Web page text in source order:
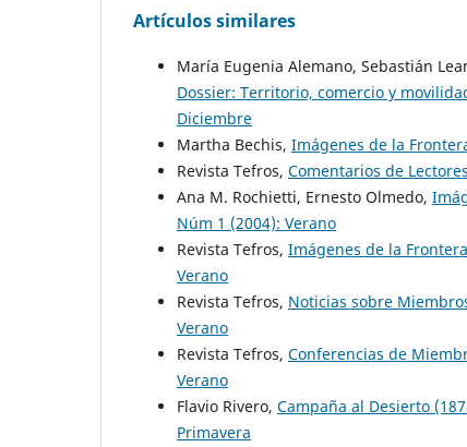
Artículos similares
María Eugenia Alemano, Sebastián
Dossier: Territorio, comercio y
Diciembre
Martha Bechis, Imágenes de la
Revista Tefros, Comentarios de Lectores
Ana M. Rochietti, Ernesto Olmedo,
Núm 1 (2004): Verano
Revista Tefros, Imágenes de la
Verano
Revista Tefros, Noticias sobre
Verano
Revista Tefros, Conferencias de
Verano
Flavio Rivero, Campaña al Desierto
Primavera